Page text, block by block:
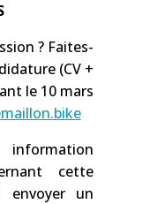
? Faites-
(CV +
le 10 mars
cette
envoyer un